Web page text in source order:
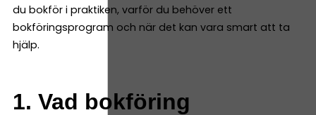
du bokför i praktiken, varför du behöver ett
bokföringsprogram och när det kan vara smart att ta
hjälp.
1. Vad bokföring